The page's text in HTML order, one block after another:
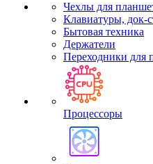
Чехлы для
Клавиатуры, док-
Бытовая техника
Держатели
Переходники для
Процессоры